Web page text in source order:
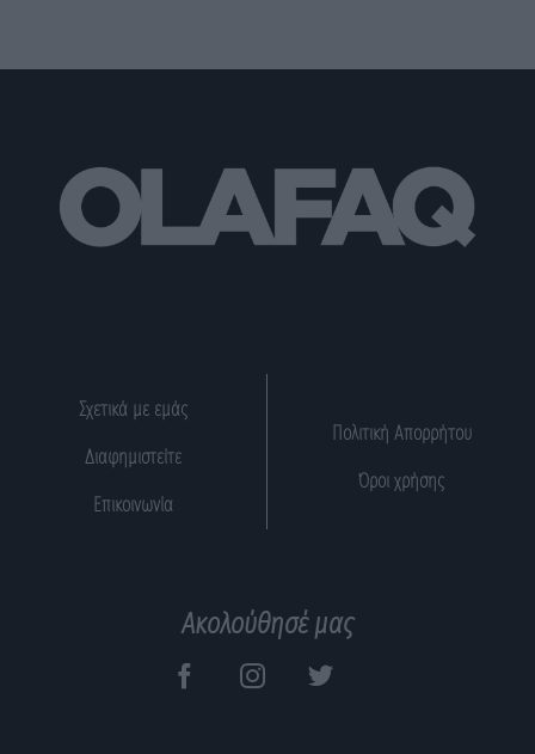
Σχετικά με εμάς
Διαφημιστείτε
Επικοινωνία
Πολιτική Απορρήτου
Όροι χρήσης
Ακολούθησέ μας